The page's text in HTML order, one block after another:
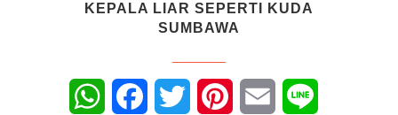
KEPALA LIAR SEPERTI KUDA
SUMBAWA
WhatsAppFacebookTwitter PinterestEmail